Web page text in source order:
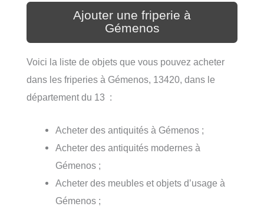
Ajouter une friperie à
Gémenos
Voici la liste de objets que vous pouvez acheter
dans les friperies à Gémenos, 13420, dans le
département du 13 :
Acheter des antiquités à Gémenos ;
Acheter des antiquités modernes à
Gémenos ;
Acheter des meubles et objets d’usage à
Gémenos ;